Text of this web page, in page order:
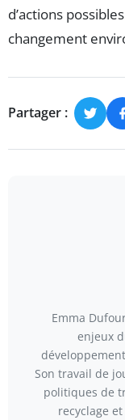
d’actions
changement
Partager :
Emma
enjeux
Son travail de
politiques de
recyclage